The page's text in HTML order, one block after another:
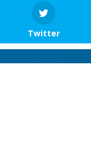
Twitter